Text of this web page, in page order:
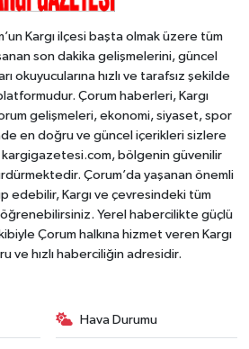
Kargı ilçesi başta olmak üzere tüm
son dakika gelişmelerini, güncel
okuyucularına hızlı ve tarafsız şekilde
Çorum haberleri, Kargı
gelişmeleri, ekonomi, siyaset, spor
en doğru ve güncel içerikleri sizlere
kargigazetesi.com, bölgenin güvenilir
Çorum’da yaşanan önemli
edebilir, Kargı ve çevresindeki tüm
Yerel habercilikte güçlü
Çorum halkına hizmet veren Kargı
ve hızlı haberciliğin adresidir.
Hava Durumu